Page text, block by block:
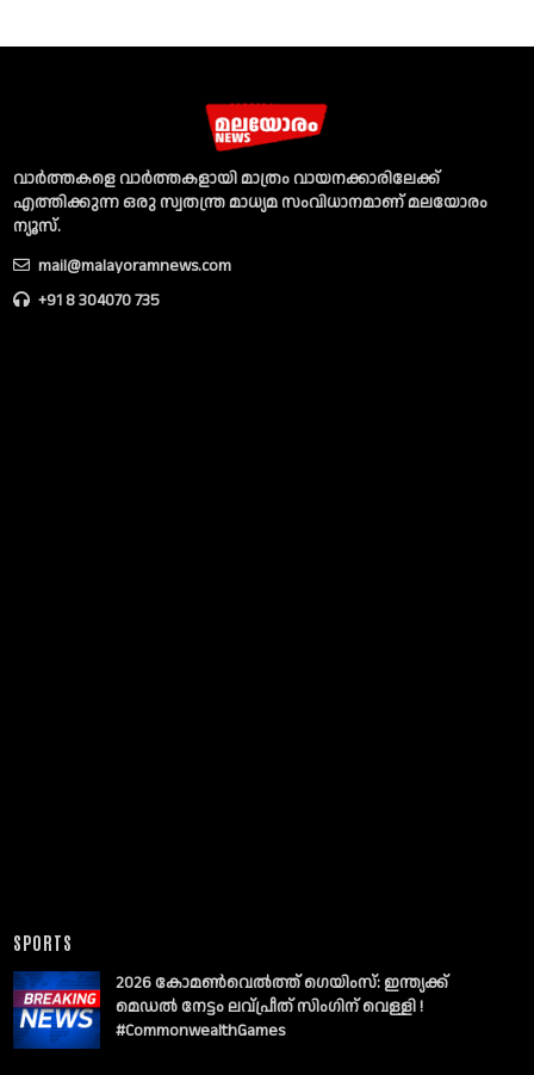
വാര്‍ത്തകളെ വാര്‍ത്തകളായി മാത്രം വായനക്കാരിലേക്ക്
എത്തിക്കുന്ന ഒരു സ്വതന്ത്ര മാധ്യമ സംവിധാനമാണ് മലയോരം
ന്യൂസ്‌.
mail@malayoramnews.com
+91 8 304070 735
SPORTS
2026 കോമൺവെൽത്ത് ഗെയിംസ്: ഇന്ത്യക്ക്
മെഡൽ നേട്ടം ലവ്പ്രീത് സിംഗിന് വെള്ളി !
#CommonwealthGames